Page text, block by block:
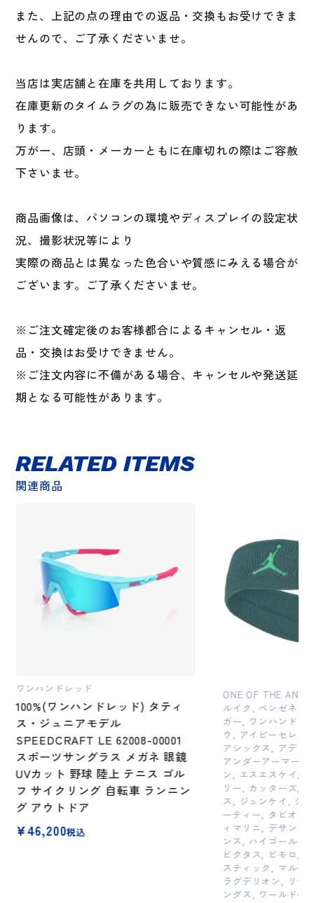
また、上記の点の理由での返品・交換もお受けできま
せんので、ご了承くださいませ。
当店は実店舗と在庫を共用しております。
在庫更新のタイムラグの為に販売できない可能性があ
ります。
万が一、店頭・メーカーともに在庫切れの際はご容赦
下さいませ。
商品画像は、パソコンの環境やディスプレイの設定状
況、撮影状況等により
実際の商品とは異なった色合いや質感にみえる場合が
ございます。ご了承くださいませ。
※ご注文確定後のお客様都合によるキャンセル・返
品・交換はお受けできません。
※ご注文内容に不備がある場合、キャンセルや発送延
期となる可能性があります。
関連商品
RELATED ITEMS
ワンハンドレッド
100%(ワンハンドレッド) タティ
ス・ジュニアモデル
SPEEDCRAFT LE 62008-00001
スポーツサングラス メガネ 眼鏡
UVカット 野球 陸上 テニス ゴル
フ サイクリング 自転車 ランニン
グ アウトドア
¥46,200税込
ONE OF THE
ルイク, ベンゼネラ
ガー, ワンハンドレ
ウ, アイピーセレク
アシックス, アディ
アンダーアーマー,
ン, エスエスケイ,
リー, カッターズ,
ス, ジュンケイ, ジ
ーティー, タビオス
ィマリニ, デサント
ンス, ハイゴールド
ビクタス, ビモロ,
スティック, マルー
ラグデリオン, リザ
ングス, ワールドペ